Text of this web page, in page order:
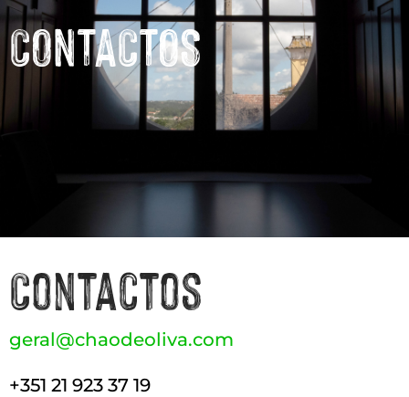
CONTACTOS
Contactos
geral@chaodeoliva.com
+351 21 923 37 19